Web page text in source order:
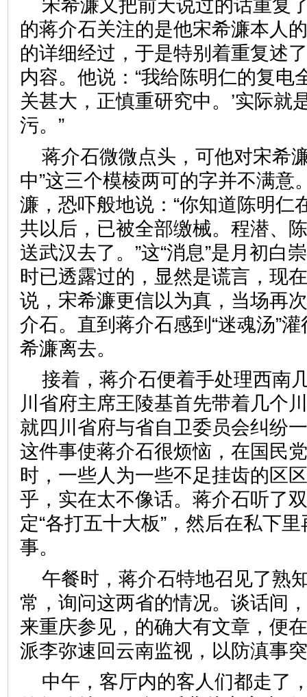
宋希濂又把前天说过的话重复
的蒋介石关注的是他宋希濂本人
的详细经过，于是特别着重复述
内容。他说：“我给陈明仁的复电
关甚大，正慎重研究中。’实际就
污。”
蒋介石微微点头，可他对宋希
中”这三个模棱两可的字并不满意
濂，恐吓般地说：“你知道陈明仁
共以后，已被全部缴械。程潜、
送武汉去了。”这“消息”是月初白
时已透露过的，显然是谎言，现
说，宋希濂更信以为真，当场再
介石。直到蒋介石感到“迷魂汤”
希濂离去。
接着，蒋介石便着手处理西南
川省府主席王陵基首先带着几个
就四川省府与省自卫委员会纠纷
这件事使蒋介石很烦恼，在国民
时，一些人为一些不足挂齿的区
乎，实在太不像话。蒋介石听了
定“各打五十大板”，然后在私下
事。
午餐时，蒋介石特地召见了熟
常，询问这两省的情况。谈话间
来重庆参见，的确大有文章，便
派李弥速回云南监视，以防滇事
中午，客厅内的客人们都走了